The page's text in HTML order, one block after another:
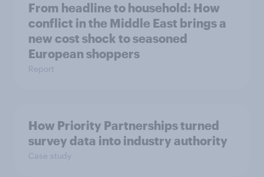
From headline to household: How
conflict in the Middle East brings a
new cost shock to seasoned
European shoppers
Report
How Priority Partnerships turned
survey data into industry authority
Case study